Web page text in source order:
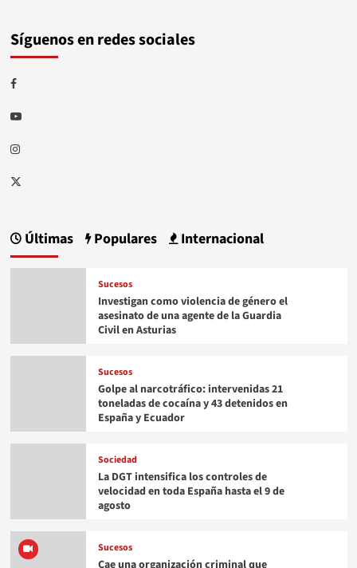
Síguenos en redes sociales
Facebook
Youtube
Instagram
Twitter
Últimas Populares Internacional
Sucesos
Investigan como violencia de género el
asesinato de una agente de la Guardia
Civil en Asturias
Sucesos
Golpe al narcotráfico: intervenidas 21
toneladas de cocaína y 43 detenidos en
España y Ecuador
Sociedad
La DGT intensifica los controles de
velocidad en toda España hasta el 9 de
agosto
Sucesos